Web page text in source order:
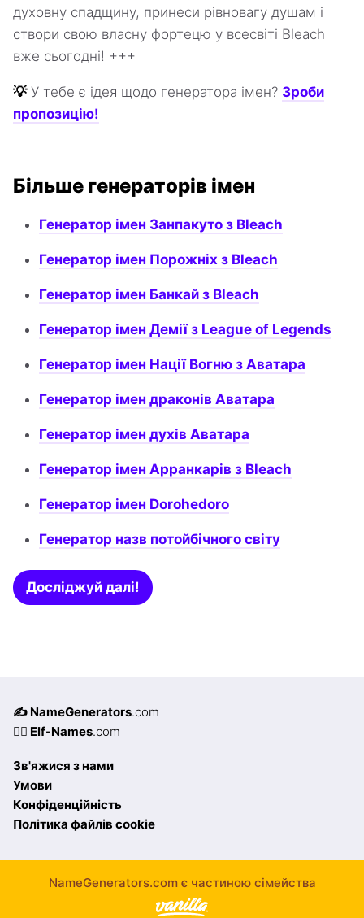
духовну спадщину, принеси рівновагу душам і
створи свою власну фортецю у всесвіті Bleach
вже сьогодні! +++
💡 У тебе є ідея щодо генератора імен? Зроби
пропозицію!
Більше генераторів імен
Генератор імен Занпакуто з Bleach
Генератор імен Порожніх з Bleach
Генератор імен Банкай з Bleach
Генератор імен Демії з League of Legends
Генератор імен Нації Вогню з Аватара
Генератор імен драконів Аватара
Генератор імен духів Аватара
Генератор імен Арранкарів з Bleach
Генератор імен Dorohedoro
Генератор назв потойбічного світу
Досліджуй далі!
✍️ NameGenerators.com
🧝‍♀️ Elf-Names.com
Зв'яжися з нами
Умови
Конфіденційність
Політика файлів cookie
NameGenerators.com є частиною сімейства